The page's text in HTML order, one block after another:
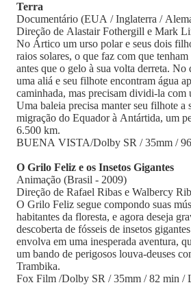
Terra
Documentário (EUA / Inglaterra /
Direção de Alastair Fothergill e Mark
No Ártico um urso polar e seus dois
raios solares, o que faz com que
antes que o gelo à sua volta derreta. No
uma aliá e seu filhote encontram água
caminhada, mas precisam dividi-la com
Uma baleia precisa manter seu filhote a
migração do Equador à Antártida, um
6.500 km.
BUENA VISTA/Dolby SR / 35mm /
O Grilo Feliz e os Insetos Gigantes
Animação (Brasil - 2009)
Direção de Rafael Ribas e Walbercy
O Grilo Feliz segue compondo suas
habitantes da floresta, e agora deseja
descoberta de fósseis de insetos
envolva em uma inesperada aventura,
um bando de perigosos louva-deuses
Trambika.
Fox Film /Dolby SR / 35mm / 82 min /